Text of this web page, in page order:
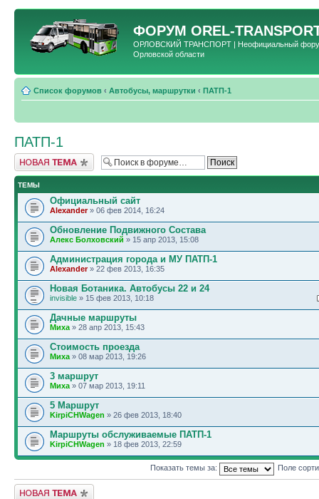
ФОРУМ OREL-
ОРЛОВСКИЙ ТРАНСПОРТ | Неофициальный форум
Орловской области
Список форумов ‹ Автобусы, маршрутки ‹ ПАТП-1
ПАТП-1
Новая тема
ТЕМЫ
Официальный сайт
Alexander» 06 фев 2014, 16:24
Обновление Подвижного Состава
Алекс Болховский » 15 апр 2013, 15:08
Администрация города и МУ ПАТП-1
Alexander» 22 фев 2013, 16:35
Новая Ботаника. Автобусы 22 и 24
invisible » 15 фев 2013, 10:18
Дачные маршруты
Миха » 28 апр 2013, 15:43
Стоимость проезда
Миха » 08 мар 2013, 19:26
3 маршрут
Миха » 07 мар 2013, 19:11
5 Маршрут
KirpiCHWagen » 26 фев 2013, 18:40
Маршруты обслуживаемые ПАТП-1
KirpiCHWagen » 18 фев 2013, 22:59
Показать темы за: Поле
Новая тема